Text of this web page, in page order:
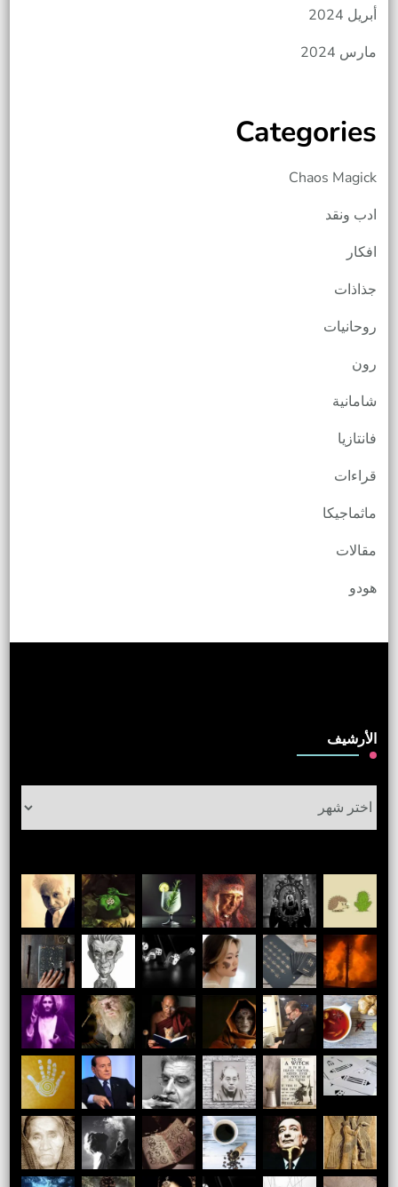
أبريل 2024
مارس 2024
Categories
Chaos Magick
ادب ونقد
افكار
جذاذات
روحانيات
رون
شامانية
فانتازيا
قراءات
ماثماجيكا
مقالات
هودو
الأرشيف